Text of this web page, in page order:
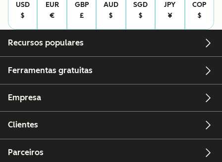
USD
$
EUR
€
GBP
£
AUD
$
SGD
$
JPY
¥
COP
$
Recursos populares
Ferramentas gratuitas
Empresa
Clientes
Parceiros